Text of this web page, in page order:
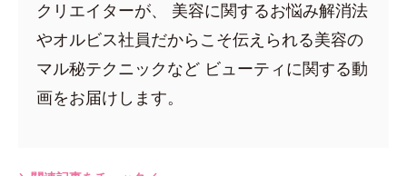
クリエイターが、 美容に関するお悩み解消法
やオルビス社員だからこそ伝えられる美容の
マル秘テクニックなど ビューティに関する動
画をお届けします。